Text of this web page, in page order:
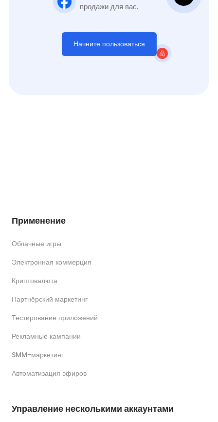
продажи для вас.
Начните пользоваться
Применение
Облачные игры
Электронная коммерция
Криптовалюта
Партнёрский маркетинг
Тестирование приложений
Рекламные кампании
SMM-маркетинг
Автоматизация эфиров
Управление несколькими аккаунтами